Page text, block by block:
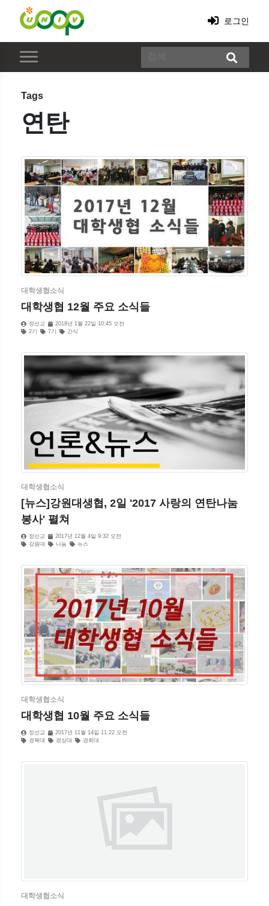
로그인
Tags
연탄
대학생협소식
대학생협 12월 주요 소식들
정선교
2018년 1월 22일 10:45 오전
2기
7기 간식
대학생협소식
[뉴스]강원대생협, 2일 '2017 사랑의 연탄나눔
봉사' 펼쳐
정선교
2017년 12월 4일 9:32 오전
강원대
나눔 뉴스
대학생협소식
대학생협 10월 주요 소식들
정선교
2017년 11월 14일 11:22 오전
경북대
경상대 경희대
대학생협소식